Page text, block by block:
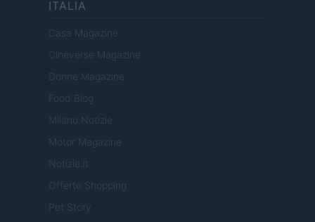
ITALIA
Casa Magazine
Cineverse Magazine
Donne Magazine
Food Blog
Milano Notizie
Motor Magazine
Notizie.it
Offerte Shopping
Pet Story